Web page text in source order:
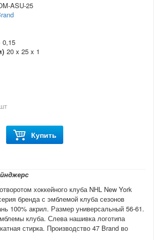
ASU-25
0,15
20 x 25 x 1
Купить
хоккейного клуба NHL New York
бренда с эмблемой клуба сезонов
100% акрил. Размер универсальный 56-61.
клуба. Слева нашивка логотипа
стирка. Производство 47 Brand во